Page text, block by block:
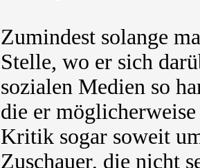
Zumindest solange
Stelle, wo er sich
sozialen Medien so
die er
Kritik sogar soweit
Zuschauer, die nicht